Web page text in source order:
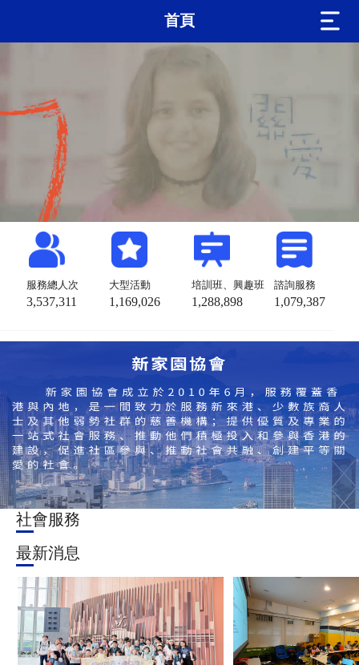
首頁
服務總人次
3,537,311
大型活動
1,169,026
培訓班、興趣班
1,288,898
諮詢服務
1,079,387
社會服務
最新消息